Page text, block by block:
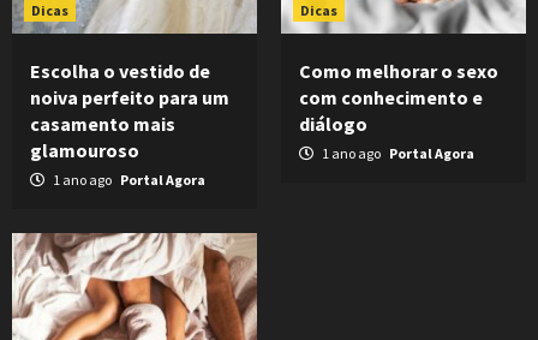
Dicas
Escolha o vestido de
noiva perfeito para um
casamento mais
glamouroso
1 ano ago Portal Agora
Dicas
Como melhorar o sexo
com conhecimento e
diálogo
1 ano ago Portal Agora